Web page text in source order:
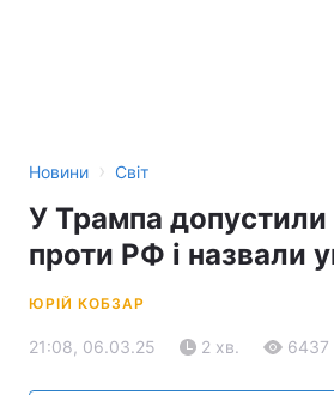
Новини › Світ
У Трампа допустили
проти РФ і назвали
ЮРІЙ КОБЗАР
21:08, 06.03.25 2 хв. 6437